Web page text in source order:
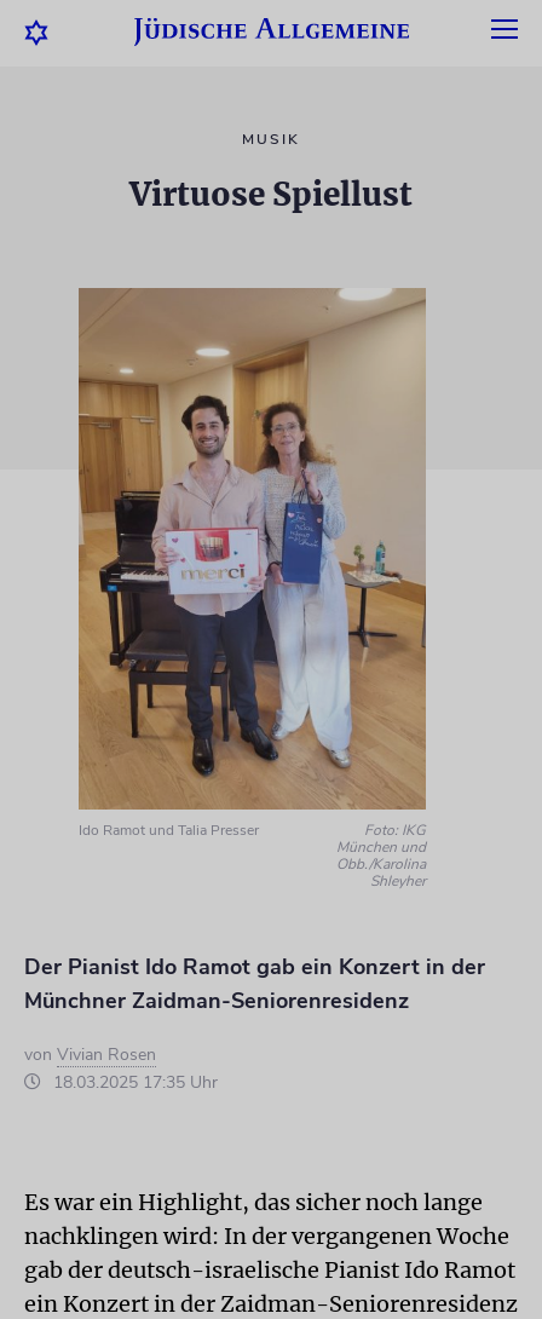
MUSIK
Virtuose Spiellust
Ido Ramot und Talia Presser
Foto: IKG
München und
Obb./Karolina
Shleyher
Der Pianist Ido Ramot gab ein Konzert in der
Münchner Zaidman-Seniorenresidenz
von Vivian Rosen
18.03.2025 17:35 Uhr
Es war ein Highlight, das sicher noch lange
nachklingen wird: In der vergangenen Woche
gab der deutsch-israelische Pianist Ido Ramot
ein Konzert in der Zaidman-Seniorenresidenz